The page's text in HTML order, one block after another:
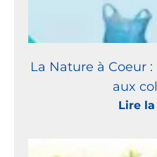
La Nature à Coeur
aux
Lire